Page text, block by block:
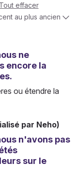
Tout effacer
au plus ancien
ne
encore la
ou étendre la
par Neho)
n'avons pas
sur le